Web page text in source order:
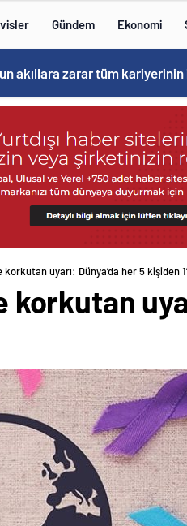
Gündem Ekonomi
korkutan uyarı: Dünya’da her 5 kişiden
korkutan